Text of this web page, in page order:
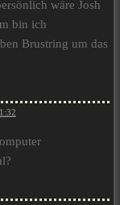
wäre Josh
bin ich
Brustring um das